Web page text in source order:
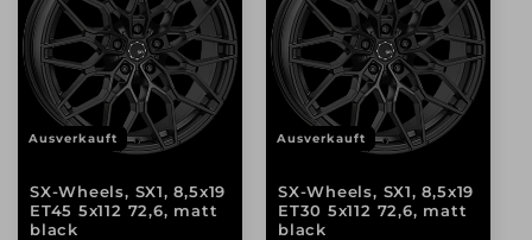
Ausverkauft
SX-Wheels, SX1, 8,5x19
ET45 5x112 72,6, matt
black
Ausverkauft
SX-Wheels, SX1, 8,5x19
ET30 5x112 72,6, matt
black